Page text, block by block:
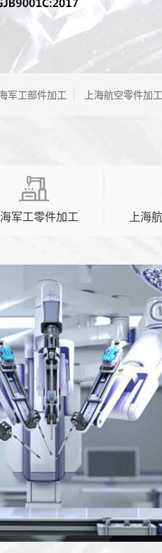
军工部件加工 上海航空零件加工
军工零件加工 上海